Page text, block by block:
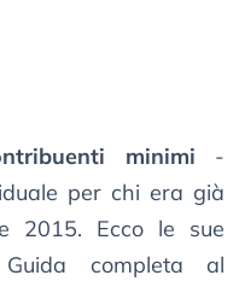
minimi -
per chi era già
2015. Ecco le sue
Guida completa al